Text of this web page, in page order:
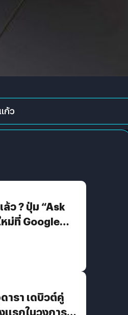
ก้ว
ว ? ปุ่ม “Ask
ม่ที่ Google
ว
ารา เดบิวต์คู่
แรกในวงการ